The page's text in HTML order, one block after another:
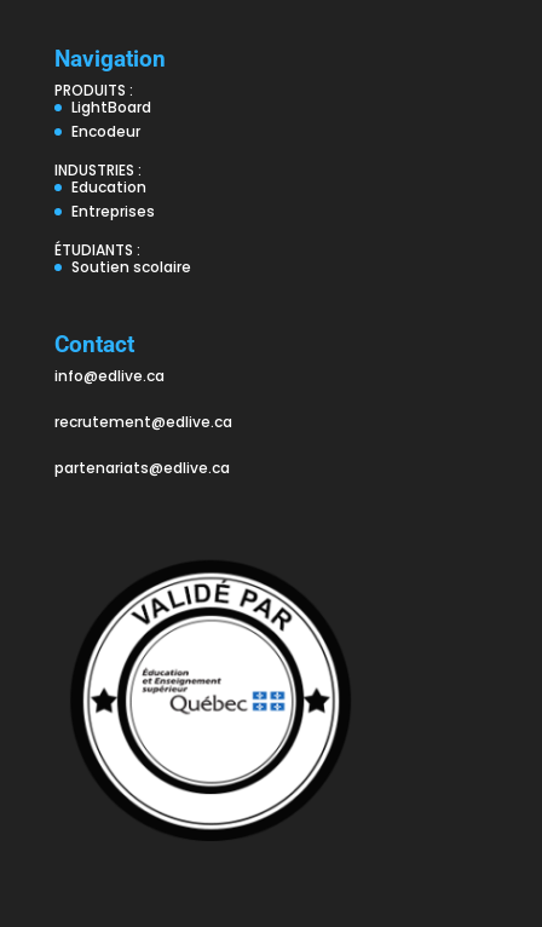
Navigation
PRODUITS :
LightBoard
Encodeur
INDUSTRIES :
Education
Entreprises
ÉTUDIANTS :
Soutien scolaire
Contact
info@edlive.ca
recrutement@edlive.ca
partenariats@edlive.ca